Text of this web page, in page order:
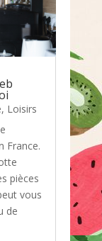
, Loisirs
France.
pièces
vous
de